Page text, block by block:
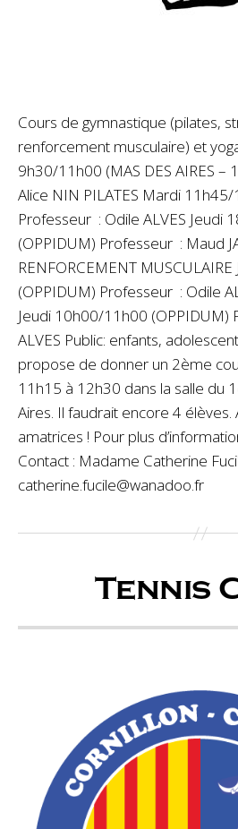
Cours de gymnastique (pilates,
renforcement musculaire) et
9h30/11h00 (MAS DES AIRES –
Alice NIN PILATES Mardi
Professeur : Odile ALVES Jeudi
(OPPIDUM) Professeur : Maud
RENFORCEMENT
(OPPIDUM) Professeur : Odile
Jeudi 10h00/11h00 (OPPIDUM)
ALVES Public: enfants,
propose de donner un 2ème
11h15 à 12h30 dans la salle du
Aires. Il faudrait encore 4
amatrices ! Pour plus
Contact : Madame Catherine
catherine.fucile@wanadoo.fr
Tennis